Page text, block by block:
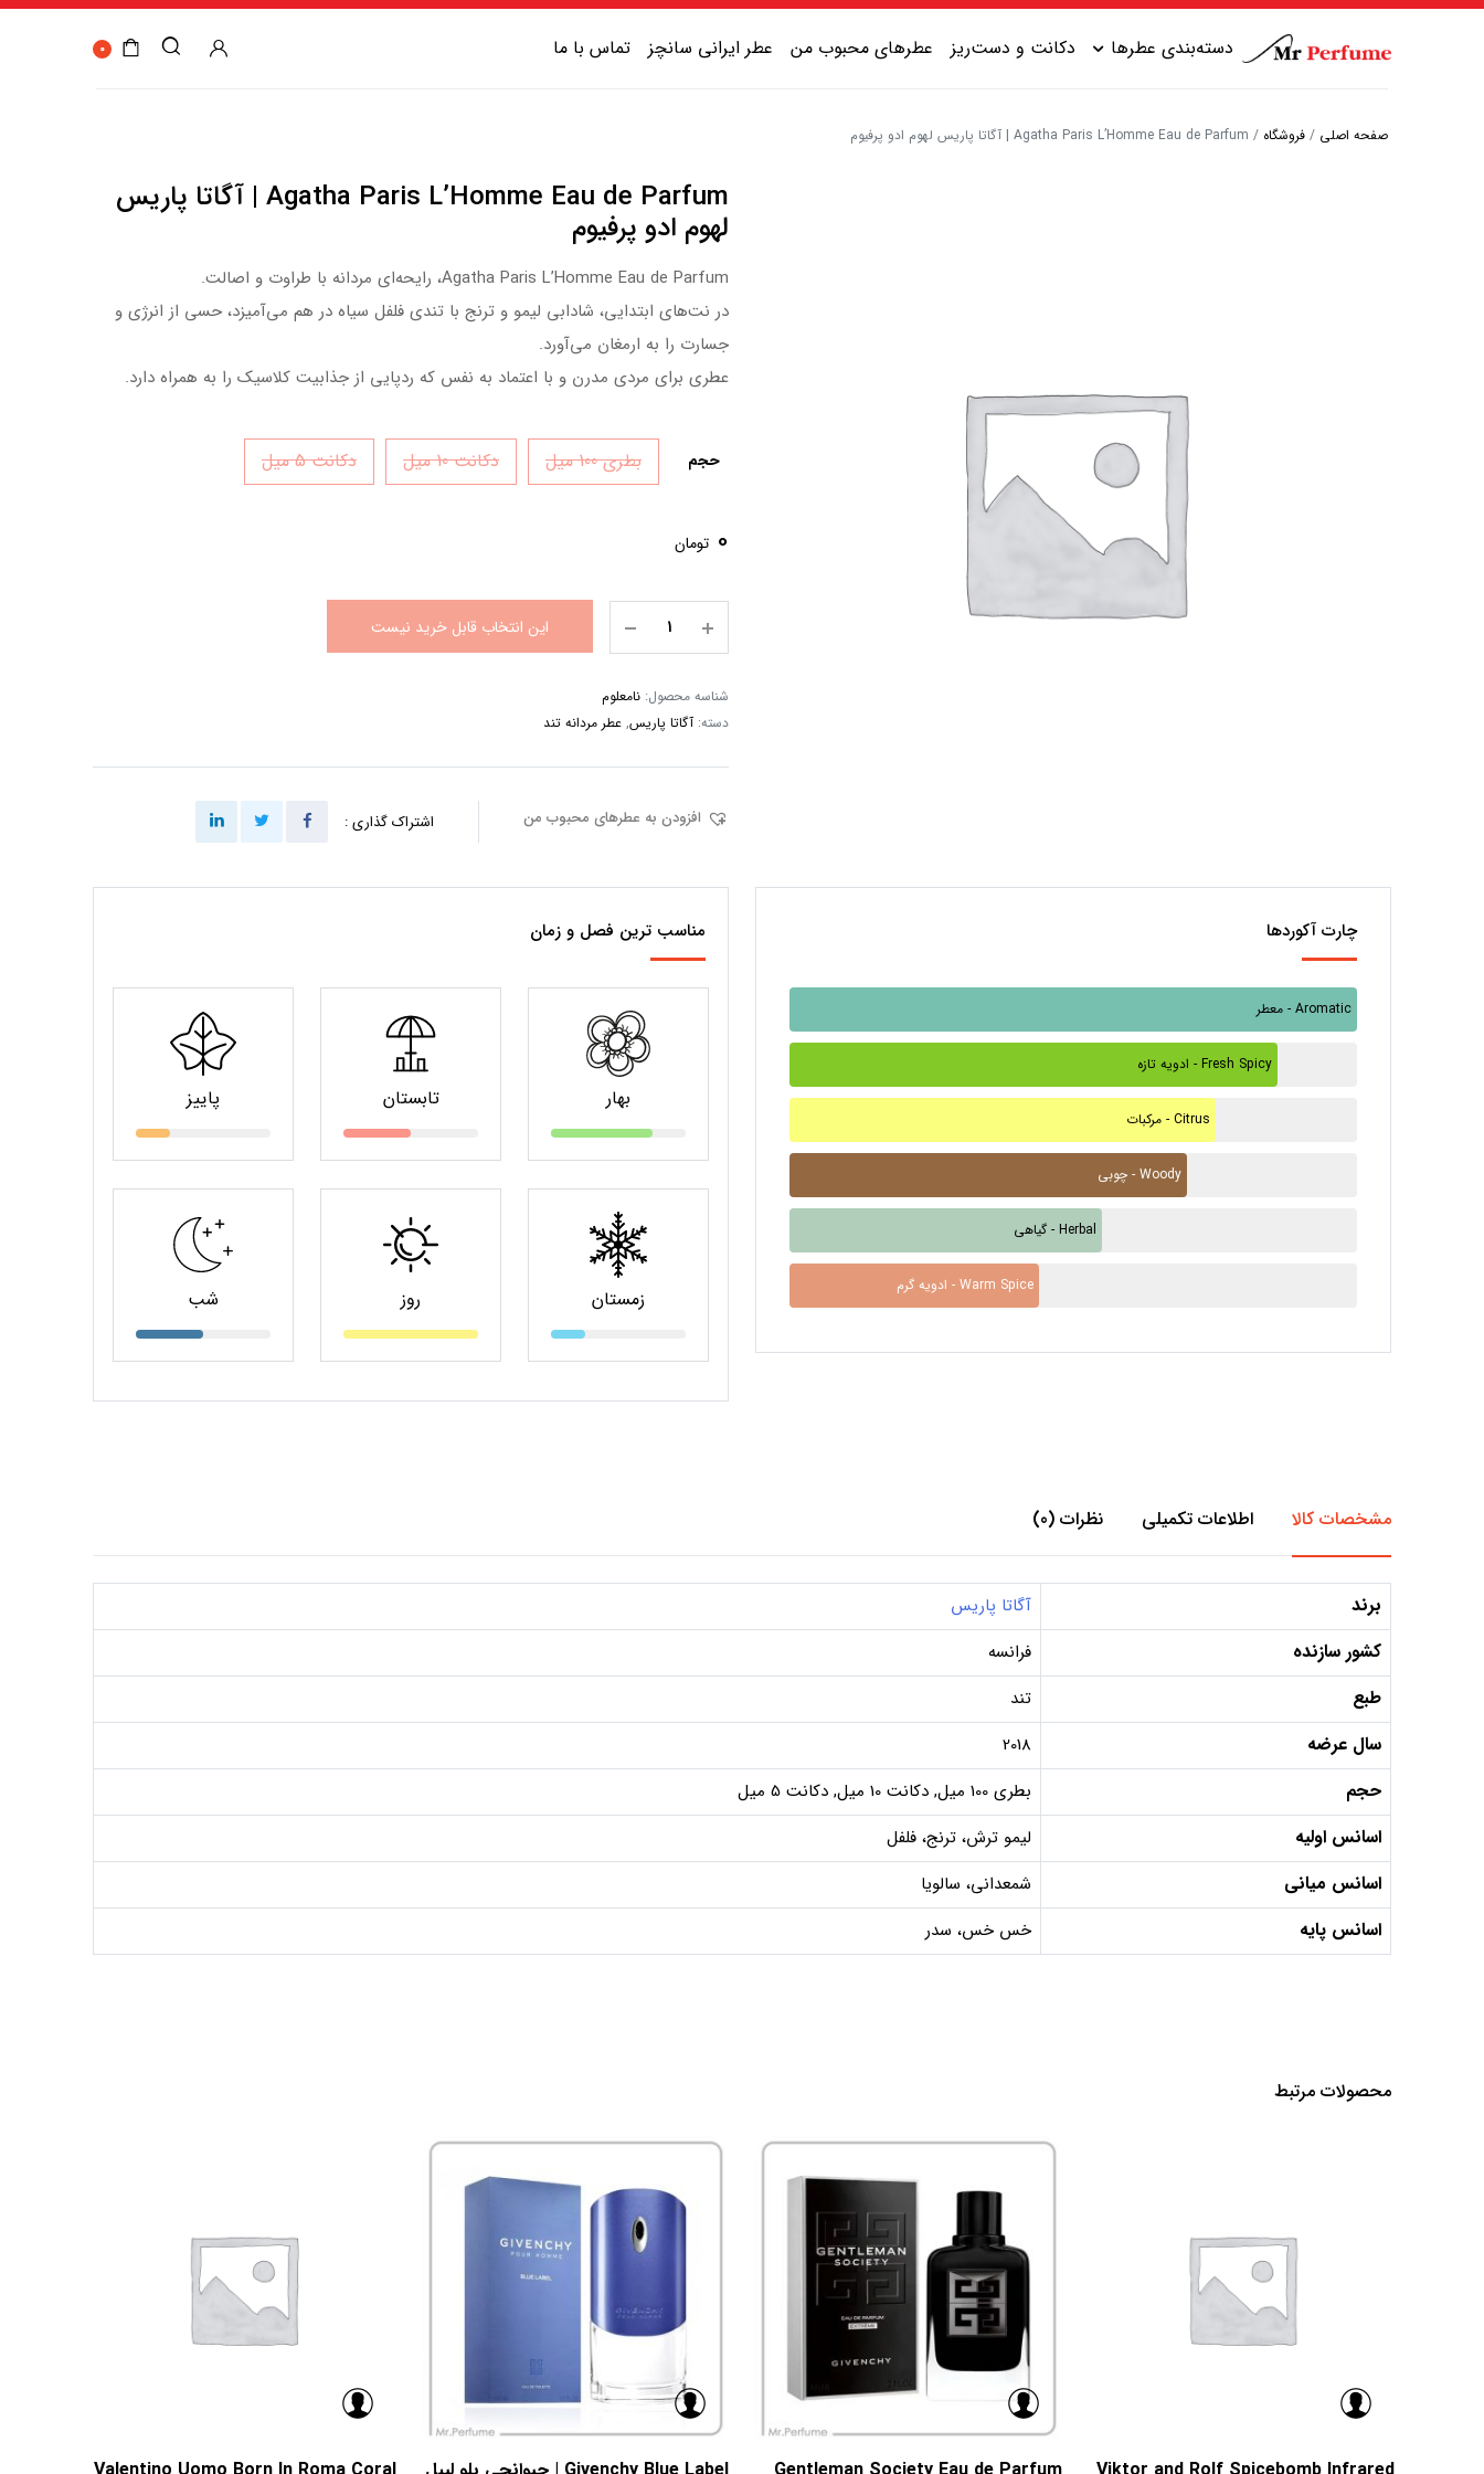
دسته‌بندی عطرها دکانت و دست‌ریز عطرهای محبوب من عطر ایرانی سانچز تماس با ما 0
صفحه اصلی / فروشگاه / Agatha Paris L’Homme Eau de Parfum | آگاتا پاریس لهوم ادو پرفیوم
Agatha Paris L’Homme Eau de Parfum | آگاتا پاریس
لهوم ادو پرفیوم
Agatha Paris L’Homme Eau de Parfum، رایحه‌ای مردانه با طراوت و اصالت.
در نت‌های ابتدایی، شادابی لیمو و ترنج با تندی فلفل سیاه در هم می‌آمیزد، حسی از انرژی و
جسارت را به ارمغان می‌آورد.
عطری برای مردی مدرن و با اعتماد به نفس که ردپایی از جذابیت کلاسیک را به همراه دارد.
حجم بطری 100 میل دکانت 10 میل دکانت 5 میل
0 تومان
این انتخاب قابل خرید نیست
شناسه محصول: نامعلوم
دسته: آگاتا پاریس, عطر مردانه تند
افزودن به عطرهای محبوب من اشتراک گذاری :
چارت آکوردها
معطر - Aromatic
ادویه تازه - Fresh Spicy
مرکبات - Citrus
چوبی - Woody
گیاهی - Herbal
ادویه گرم - Warm Spice
مناسب ترین فصل و زمان
بهار تابستان پاییز
زمستان روز شب
مشخصات کالا اطلاعات تکمیلی نظرات (0)
برند آگاتا پاریس
کشور سازنده فرانسه
طبع تند
سال عرضه 2018
حجم بطری 100 میل, دکانت 10 میل, دکانت 5 میل
اسانس اولیه لیمو ترش، ترنج، فلفل
اسانس میانی شمعدانی، سالویا
اسانس پایه خس خس، سدر
محصولات مرتبط